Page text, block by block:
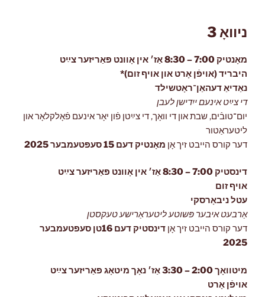
ניוואָ 3
מאָנטיק 7:00 – 8:30 אַז׳ אין אָוונט פּאַריזער צײַט
היבריד (אויפֿן אָרט און אויף זום)*
נאַדיאַ דעהאַן־ראָטשילד
די צײַט אינעם ייִדישן לעבן
יום־טובֿים, שבת און די וואָך, די צײַטן פֿון יאָר אינעם פֿאָלקלאָר און
ליטעראַטור
דער קורס הייבט זיך אָן מאָנטיק דעם 15 סעפּטעמבער 2025
דינסטיק 7:00 – 8:30 אַז׳ אין אָוונט פּאַריזער צײַט
אויף זום
עטל ניבאָרסקי
אַרבעט איבער פּשוטע ליטעראַרישע טעקסטן
דער קורס הייבט זיך אָן דינסטיק
דעם 16טן סעפּטעמבער
2025
מיטוואָך 2:00 – 3:30 אַז׳ נאָך מיטאָג פּאַריזער צײַט
אויפֿן אָרט